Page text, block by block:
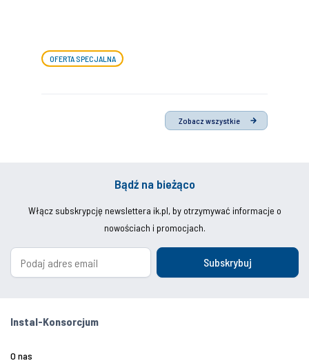
OFERTA SPECJALNA
Zobacz wszystkie
Bądź na bieżąco
Włącz subskrypcję newslettera ik.pl, by otrzymywać informacje o
nowościach i promocjach.
Subskrybuj
Instal-Konsorcjum
O nas